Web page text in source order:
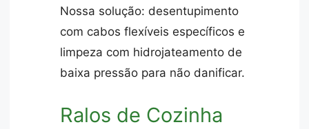
Nossa solução: desentupimento
com cabos flexíveis específicos e
limpeza com hidrojateamento de
baixa pressão para não danificar.
Ralos de Cozinha